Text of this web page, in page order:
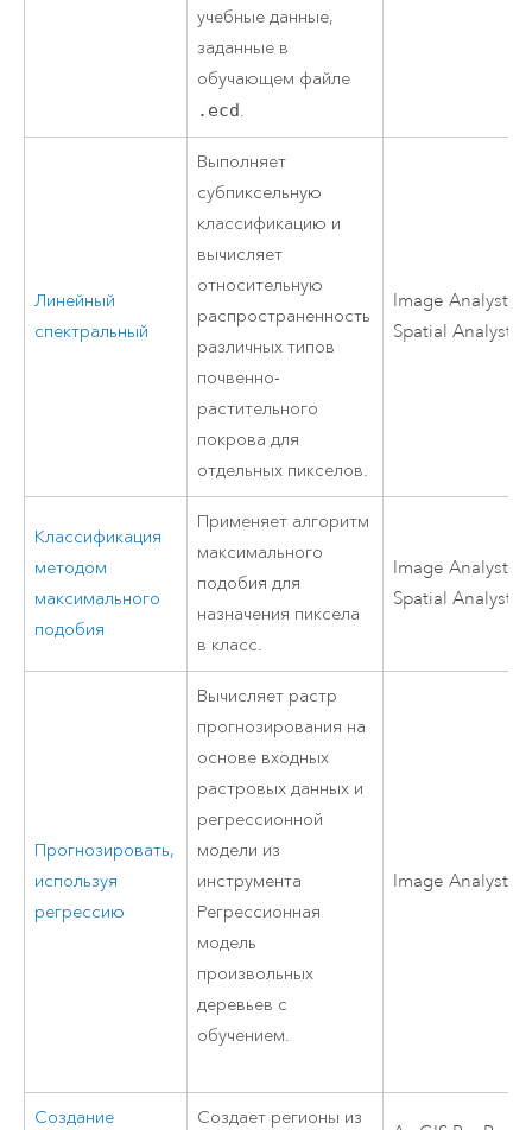
учебные данные,
заданные в
обучающем файле
.ecd.
Линейный
спектральный
Выполняет
субпиксельную
классификацию и
вычисляет
относительную
распространенность
различных типов
почвенно-
растительного
покрова для
отдельных пикселов.
Image Analyst
Spatial Analyst
Классификация
методом
максимального
подобия
Применяет алгоритм
максимального
подобия для
назначения пиксела
в класс.
Image Analyst
Spatial Analyst
Прогнозировать,
используя
регрессию
Вычисляет растр
прогнозирования на
основе входных
растровых данных и
регрессионной
модели из
инструмента
Регрессионная
модель
произвольных
деревьев с
обучением.
Image Analyst
Создание Создает регионы из